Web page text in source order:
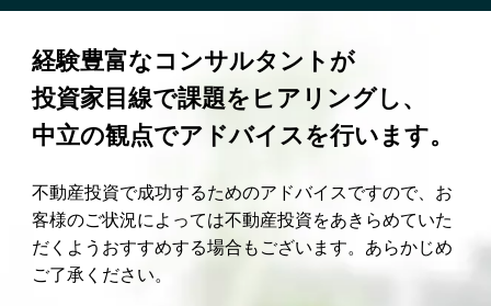
経験豊富なコンサルタントが
投資家目線で課題をヒアリングし、
中立の観点でアドバイスを行います。
不動産投資で成功するためのアドバイスですので、お
客様のご状況によっては不動産投資をあきらめていた
だくようおすすめする場合もございます。あらかじめ
ご了承ください。